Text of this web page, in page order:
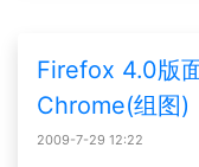
Firefox 4.0版
Chrome(组图)
2009-7-29 12:22